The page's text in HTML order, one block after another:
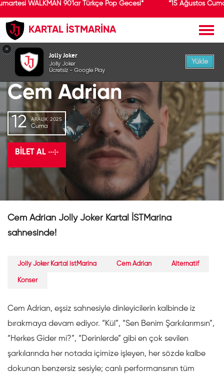
WALKMAN 90'lar Türkçe Pop Gecesi* *15 Ağustos
KARTAL İSTMARİNA
GEÇMİŞ ETKİNLİK
Cem Adrian
12 ARALIK 2025
Cuma
BILET AL
Cem Adrian Jolly Joker Kartal İSTMarina
sahnesinde!
Jolly Joker Kartal istMarina Cem Adrian Alternatif
Konser
Cem Adrian, eşsiz sahnesiyle dinleyicilerin kalbinde iz
bırakmaya devam ediyor. “Kül”, “Sen Benim Şarkılarımsın”,
“Herkes Gider mi?”, “Derinlerde” gibi en çok sevilen
şarkılarında her notada içimize işleyen, her sözde kalbe
dokunan benzersiz sesiyle; canlı performansının tüm
×
Jolly Joker
Jolly Joker
Ücretsiz - Google Play
Yükle